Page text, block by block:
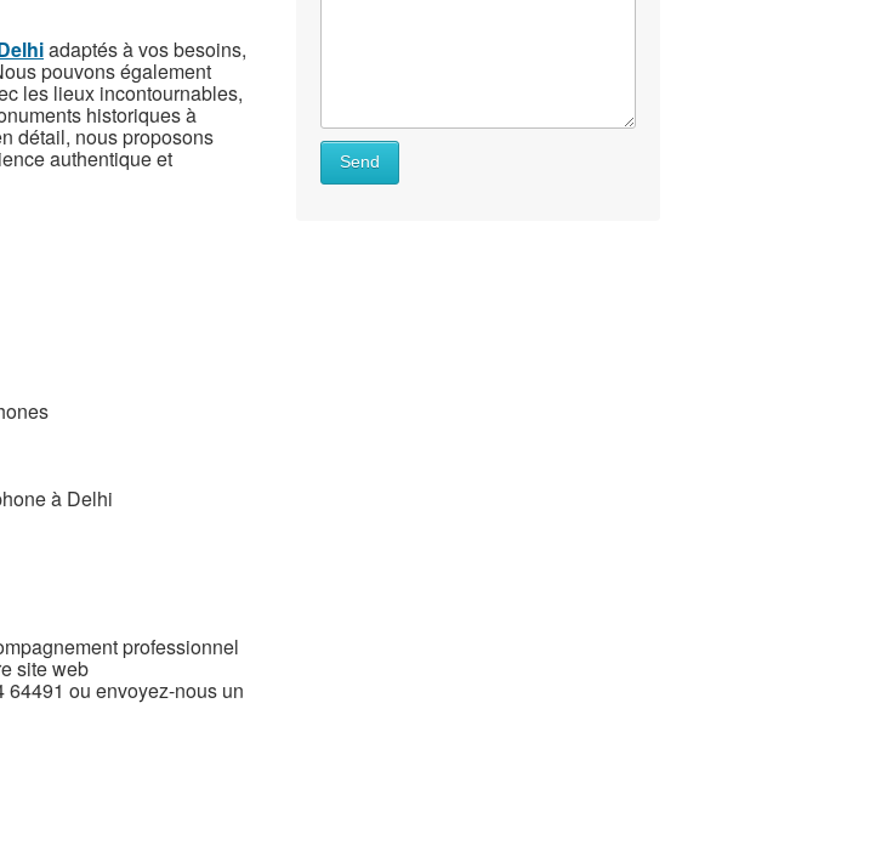
adaptés à vos besoins,
pouvons également
les lieux incontournables,
historiques à
détail, nous proposons
authentique et
à Delhi
professionnel
site web
64491 ou envoyez-nous un
Send